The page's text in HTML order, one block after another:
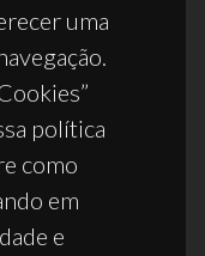
uma
política
como
em
e